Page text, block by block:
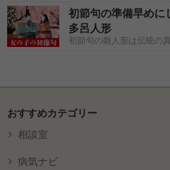
初節句の準備早め
多呂人形
初節句の雛人形は伝統の
おすすめカテゴリー
相談室
病気ナビ